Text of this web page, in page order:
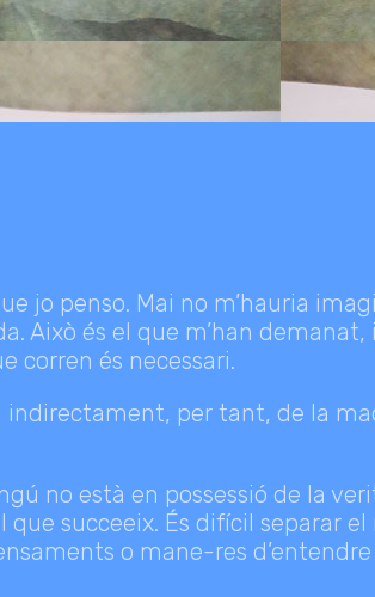
jo penso. Mai no m’hauria
Això és el que m’han demanat, i
corren és necessari.
per tant, de la
no està en possessió de la
succeeix. És difícil separar
o mane-res